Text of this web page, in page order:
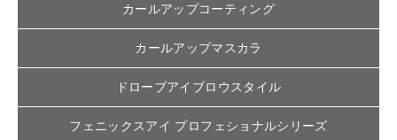
カールアップコーティング
カールアップマスカラ
ドローブアイブロウスタイル
フェニックスアイ プロフェショナルシリーズ